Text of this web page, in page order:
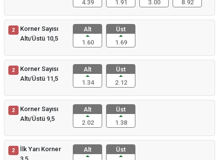
4.39
1.91
3.00
8.92
2
Korner Sayısı
Altı/Üstü 10,5
Alt
1.60
Üst
1.69
2
Korner Sayısı
Altı/Üstü 11,5
Alt
1.34
Üst
2.12
2
Korner Sayısı
Altı/Üstü 9,5
Alt
2.02
Üst
1.38
2
İlk Yarı Korner
Alt
Üst